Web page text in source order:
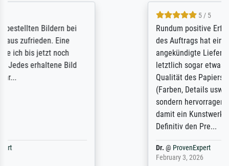
Rundum positive Erfahrung. Die Ausführung
des Auftrags hat eine Weile gedauert, die
angekündigte Lieferzeit wurde aber
letztlich sogar etwas unterschritten. Die
Qualität des Papiers und des Drucks
(Farben, Details usw.) ist nicht nur gut,
sondern hervorragend. Selbst ein Druck ist
damit ein Kunstwerk im eigenen Sinne.